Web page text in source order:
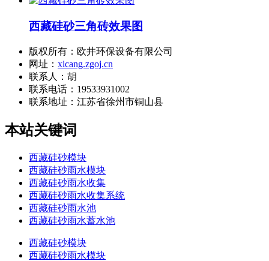
西藏硅砂三角砖效果图
版权所有：欧井环保设备有限公司
网址： xicang.zgoj.cn
联系人：胡
联系电话：19533931002
联系地址： 江苏省徐州市铜山县
本站关键词
西藏硅砂模块
西藏硅砂雨水模块
西藏硅砂雨水收集
西藏硅砂雨水收集系统
西藏硅砂雨水池
西藏硅砂雨水蓄水池
西藏硅砂模块
西藏硅砂雨水模块